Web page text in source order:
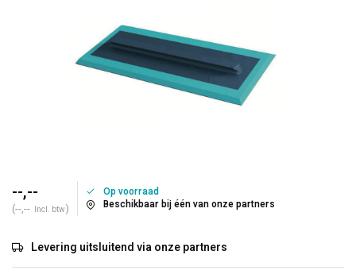
--,--
(--,-- Incl. btw)
Op voorraad
Beschikbaar bij één van onze partners
Levering uitsluitend via onze partners